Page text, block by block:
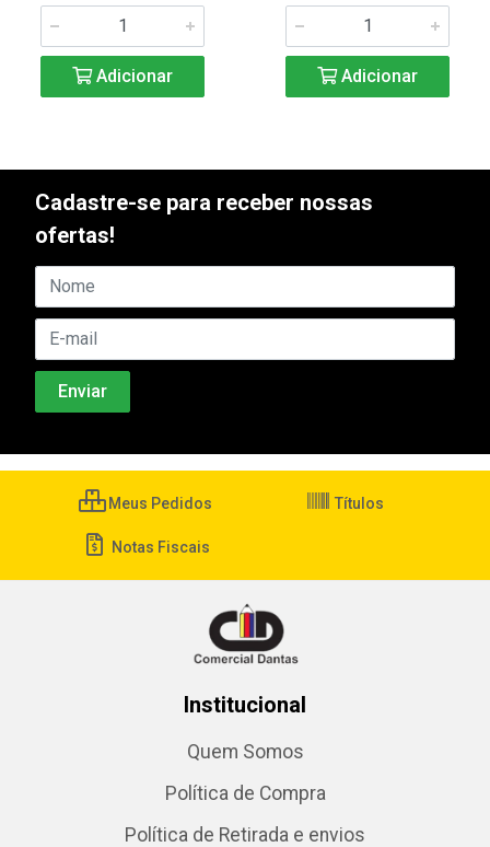
Adicionar Adicionar
Cadastre-se para receber nossas
ofertas!
Meus Pedidos Títulos
Notas Fiscais
Institucional
Quem Somos
Política de Compra
Política de Retirada e envios